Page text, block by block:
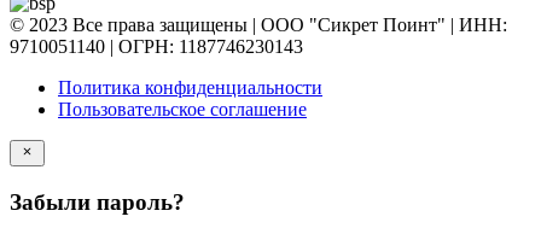
© 2023 Все права защищены | ООО "Сикрет Поинт" | ИНН:
9710051140 | ОГРН: 1187746230143
Политика конфиденциальности
Пользовательское соглашение
Забыли пароль?